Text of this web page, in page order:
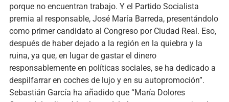
porque no encuentran trabajo. Y el Partido Socialista
premia al responsable, José María Barreda, presentándolo
como primer candidato al Congreso por Ciudad Real. Eso,
después de haber dejado a la región en la quiebra y la
ruina, ya que, en lugar de gastar el dinero
responsablemente en políticas sociales, se ha dedicado a
despilfarrar en coches de lujo y en su autopromoción”.
Sebastián García ha añadido que “María Dolores